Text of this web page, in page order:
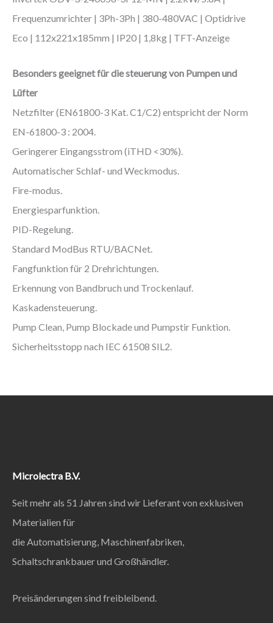
Frequenzumrichter | 3Ph-3Ph | 380-480VAC | Optidrive
Eco | 112x221x185mm | IP20 | 1,8kg | TFT-Anzeige
Besonders geeignet für die steuerung von Pumpen und
Lüfter
Netzfilter (EN61800-3 Kat. C1/C2) entspricht der Norm
EN-61800-3 : 2004.
Geringerer Eingangsstrom (iTHD <30%).
Automatischer Schlaf- und Weckmodus.
Fire-modus.
Energiesparfunktion.
PID-Regelung.
Standard ModBus RTU/BACNet.
Fangfunktion für 2 Drehrichtungen.
Erkennung von Bandbruch und Trockenlauf.
Kaskadensteuerung.
Pump Clean, Pump Blockade und Pumpstir Funktion.
Sicherheitsstopp nach IEC 61508 SIL2.
Microlectra B.V.
Seit mehr als 51 Jahren sind wir Lieferant von exklusiven
Materialien für
die Automatisierung, Maschinenfabriken,
Schaltschrankbauer und Großhändler.
Preisänderungen sind freibleibend.